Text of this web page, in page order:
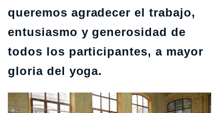
queremos agradecer el trabajo,
entusiasmo y generosidad de
todos los participantes, a mayor
gloria del yoga.